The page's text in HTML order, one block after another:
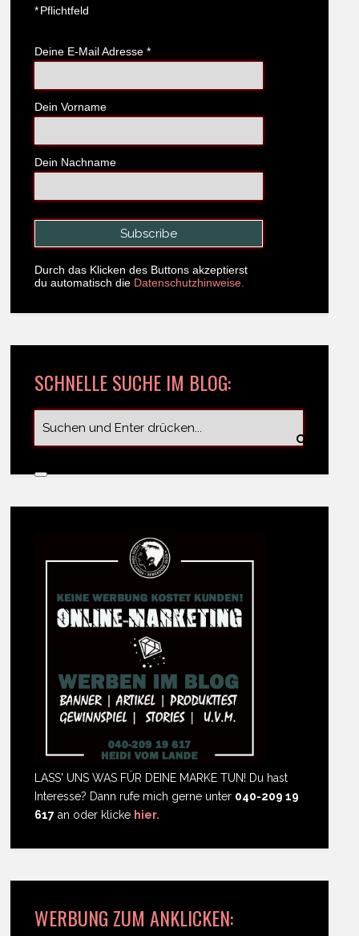
*Pflichtfeld
Deine E-Mail Adresse *
Dein Vorname
Dein Nachname
Durch das Klicken des Buttons akzeptierst
du automatisch die Datenschutzhinweise.
SCHNELLE SUCHE IM BLOG:
LASS' UNS WAS FÜR DEINE MARKE TUN! Du hast
Interesse? Dann rufe mich gerne unter 040-209 19
617 an oder klicke hier.
WERBUNG ZUM ANKLICKEN: